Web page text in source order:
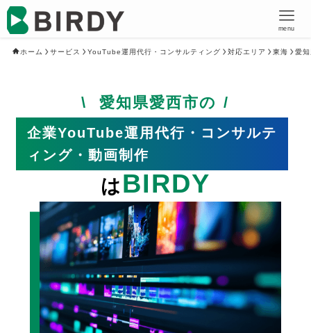
menu
ホーム サービス YouTube運用代行・コンサルティング 対応エリア 東海 愛
愛知県愛西市の
企業YouTube運用代行・コンサルテ
ィング・動画制作
はBIRDY